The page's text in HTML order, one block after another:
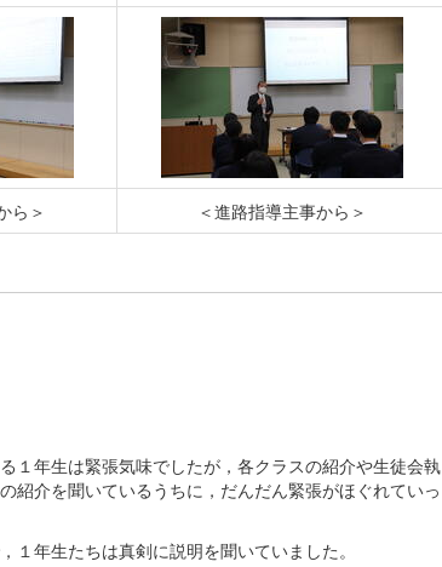
ら＞ ＜進路指導主事から＞
１年生は緊張気味でしたが，各クラスの紹介や生徒会執
紹介を聞いているうちに，だんだん緊張がほぐれていっ
年生たちは真剣に説明を聞いていました。